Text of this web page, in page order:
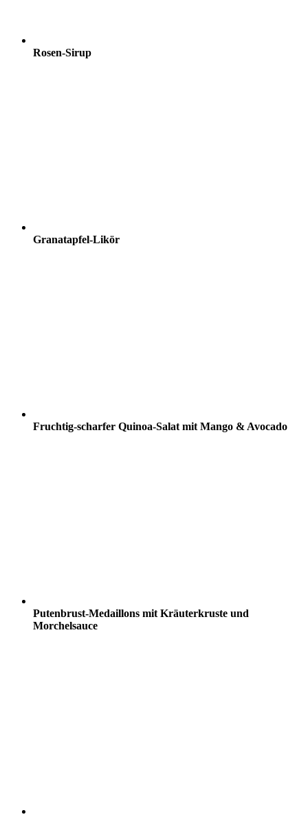
Rosen-Sirup
Granatapfel-Likör
Fruchtig-scharfer Quinoa-Salat mit Mango & Avocado
Putenbrust-Medaillons mit Kräuterkruste und
Morchelsauce